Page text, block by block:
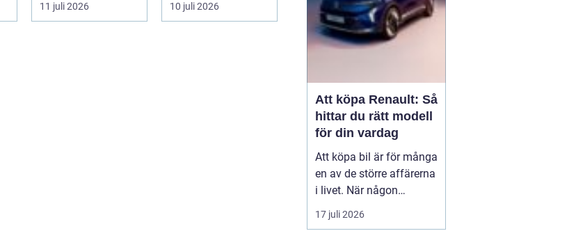
arbetsplats på kort
11 juli 2026
plåtarbeten skyddar
10 juli 2026
Att köpa Renault: Så
hittar du rätt modell
för din vardag
Att köpa bil är för många
en av de större affärerna
i livet. När någon
funderar på att köpa
Renault Skåne
17 juli 2026